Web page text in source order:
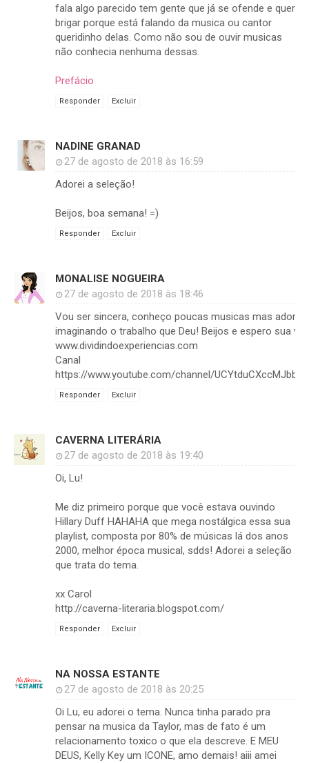
fala algo parecido tem gente que já se ofende e quer
brigar porque está falando da musica ou cantor
queridinho delas. Como não sou de ouvir musicas
não conhecia nenhuma dessas.
Prefácio
Responder Excluir
NADINE GRANAD
27 de agosto de 2018 às 16:59
Adorei a seleção!
Beijos, boa semana! =)
Responder Excluir
MONALISE NOGUEIRA
27 de agosto de 2018 às 18:46
Vou ser sincera, conheço poucas musicas mas adorei
imaginando o trabalho que Deu! Beijos e espero sua
www.dividindoexperiencias.com
Canal
https://www.youtube.com/channel/
Responder Excluir
CAVERNA LITERÁRIA
27 de agosto de 2018 às 19:40
Oi, Lu!
Me diz primeiro porque que você estava ouvindo
Hillary Duff HAHAHA que mega nostálgica essa sua
playlist, composta por 80% de músicas lá dos anos
2000, melhor época musical, sdds! Adorei a seleção
que trata do tema.
xx Carol
http://caverna-literaria.blogspot.com/
Responder Excluir
NA NOSSA ESTANTE
27 de agosto de 2018 às 20:25
Oi Lu, eu adorei o tema. Nunca tinha parado pra
pensar na musica da Taylor, mas de fato é um
relacionamento toxico o que ela descreve. E MEU
DEUS, Kelly Key um ICONE, amo demais! aiii amei